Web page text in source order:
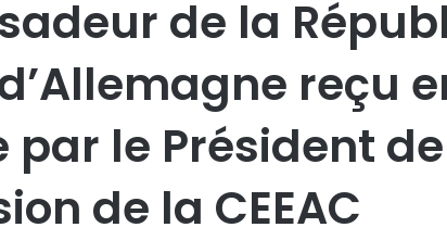
de la
reçu
par le Président
de la CEEAC